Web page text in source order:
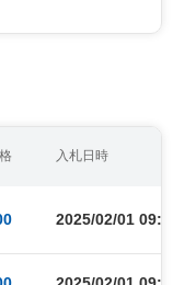
入札日時
2025/02/01